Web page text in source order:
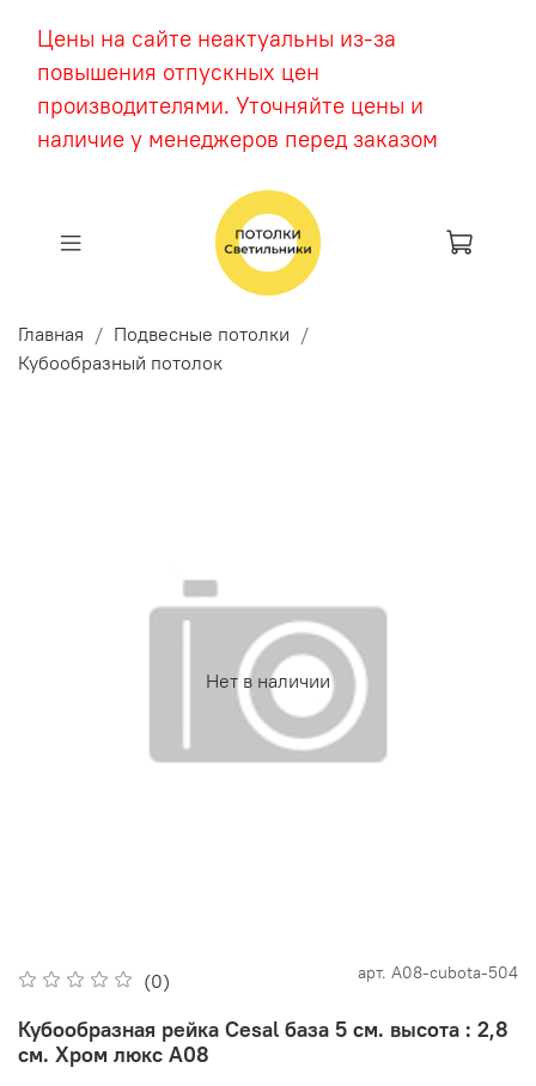
Цены на сайте неактуальны из-за
повышения отпускных цен
производителями. Уточняйте цены и
наличие у менеджеров перед заказом
Главная
Подвесные потолки
Кубообразный потолок
Нет в наличии
(0) арт. А08-cubota-504
Кубообразная рейка Cesal база 5 см. высота : 2,8
см. Хром люкс А08